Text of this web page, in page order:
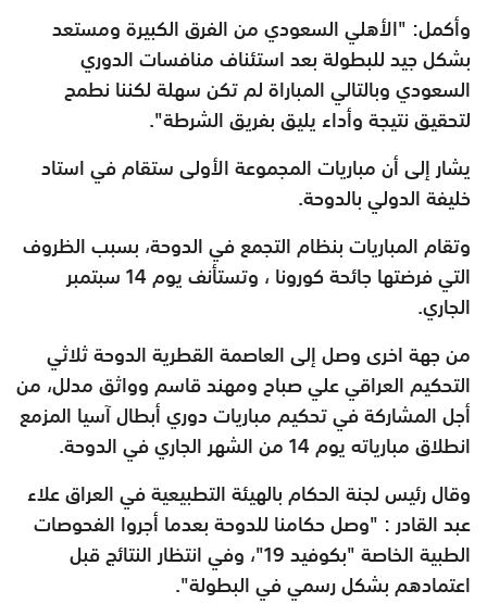
وأكمل: "الأهلي السعودي من الفرق الكبيرة ومستعد
بشكل جيد للبطولة بعد استئناف منافسات الدوري
السعودي وبالتالي المباراة لم تكن سهلة لكننا نطمح
لتحقيق نتيجة وأداء يليق بفريق الشرطة".
يشار إلى أن مباريات المجموعة الأولى ستقام في استاد
خليفة الدولي بالدوحة.
وتقام المباريات بنظام التجمع في الدوحة، بسبب الظروف
التي فرضتها جائحة كورونا ، وتستأنف يوم 14 سبتمبر
الجاري.
من جهة اخرى وصل إلى العاصمة القطرية الدوحة ثلاثي
التحكيم العراقي علي صباح ومهند قاسم وواثق مدلل، من
أجل المشاركة في تحكيم مباريات دوري أبطال آسيا المزمع
انطلاق مبارياته يوم 14 من الشهر الجاري في الدوحة.
وقال رئيس لجنة الحكام بالهيئة التطبيعية في العراق علاء
عبد القادر : "وصل حكامنا للدوحة بعدما أجروا الفحوصات
الطبية الخاصة "بكوفيد 19"، وفي انتظار النتائج قبل
اعتمادهم بشكل رسمي في البطولة".